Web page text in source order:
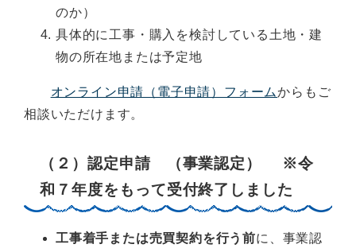
のか）
具体的に工事・購入を検討している土地・建
物の所在地または予定地
オンライン申請（電子申請）フォームからもご
相談いただけます。
（２）認定申請 （事業認定） ※令
和７年度をもって受付終了しました
工事着手または売買契約を行う前に、事業認